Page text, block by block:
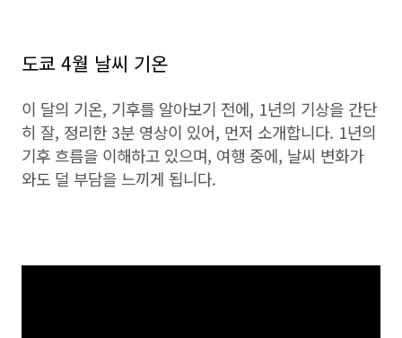
도쿄 4월 날씨 기온
이 달의 기온, 기후를 알아보기 전에, 1년의 기상을 간단
히 잘, 정리한 3분 영상이 있어, 먼저 소개합니다. 1년의
기후 흐름을 이해하고 있으며, 여행 중에, 날씨 변화가
와도 덜 부담을 느끼게 됩니다.